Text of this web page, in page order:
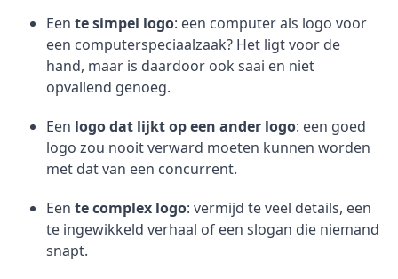
Een te simpel logo: een computer als logo voor
een computerspeciaalzaak? Het ligt voor de
hand, maar is daardoor ook saai en niet
opvallend genoeg.
Een logo dat lijkt op een ander logo: een goed
logo zou nooit verward moeten kunnen worden
met dat van een concurrent.
Een te complex logo: vermijd te veel details, een
te ingewikkeld verhaal of een slogan die niemand
snapt.